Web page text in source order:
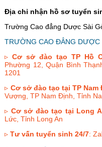
Địa chỉ nhận hồ sơ tuyển
Trường Cao đẳng Dược Sài
TRƯỜNG CAO ĐẲNG DƯỢC
▹Cơ sở đào tạo TP Hồ
Phường 12, Quận Bình
1201
▹ Cơ sở đào tạo tại TP Nam
Vượng, TP Nam Định, Tỉnh
▹ Cơ sở đào tạo tại Long
Lức, Tỉnh Long An
▹Tư vấn tuyển sinh 24/7: